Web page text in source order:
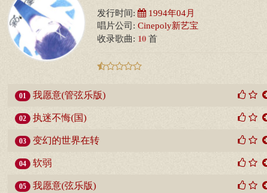
发行时间: 1994年04月
唱片公司: Cinepoly新艺宝
收录歌曲: 10 首
01 我愿意(管弦乐版)
02 执迷不悔(国)
03 变幻的世界在转
04 软弱
05 我愿意(弦乐版)